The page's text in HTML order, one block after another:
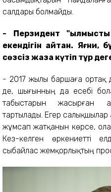
салдары болмайды.
- Перзидент "
екендігін айтқан. Яғни,
сөзсіз жаза күтіп тұр
- 2017 жылы баршаға ортақ
де, шығынның да есебі
табыстарын жасырған
тартылады. Егер
жұмсап жатқанын көрсе,
Кез-келген өркениетті
сыбайлас жемқорлықтың